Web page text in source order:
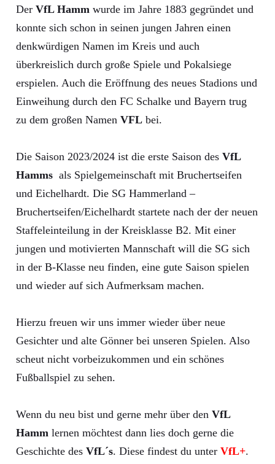
Der VfL Hamm wurde im Jahre 1883 gegründet und
konnte sich schon in seinen jungen Jahren einen
denkwürdigen Namen im Kreis und auch
überkreislich durch große Spiele und Pokalsiege
erspielen. Auch die Eröffnung des neues Stadions und
Einweihung durch den FC Schalke und Bayern trug
zu dem großen Namen VFL bei.
Die Saison 2023/2024 ist die erste Saison des VfL
Hamms als Spielgemeinschaft mit Bruchertseifen
und Eichelhardt. Die SG Hammerland –
Bruchertseifen/Eichelhardt startete nach der der neuen
Staffeleinteilung in der Kreisklasse B2. Mit einer
jungen und motivierten Mannschaft will die SG sich
in der B-Klasse neu finden, eine gute Saison spielen
und wieder auf sich Aufmerksam machen.
Hierzu freuen wir uns immer wieder über neue
Gesichter und alte Gönner bei unseren Spielen. Also
scheut nicht vorbeizukommen und ein schönes
Fußballspiel zu sehen.
Wenn du neu bist und gerne mehr über den VfL
Hamm lernen möchtest dann lies doch gerne die
Geschichte des VfL´s. Diese findest du unter VfL+.